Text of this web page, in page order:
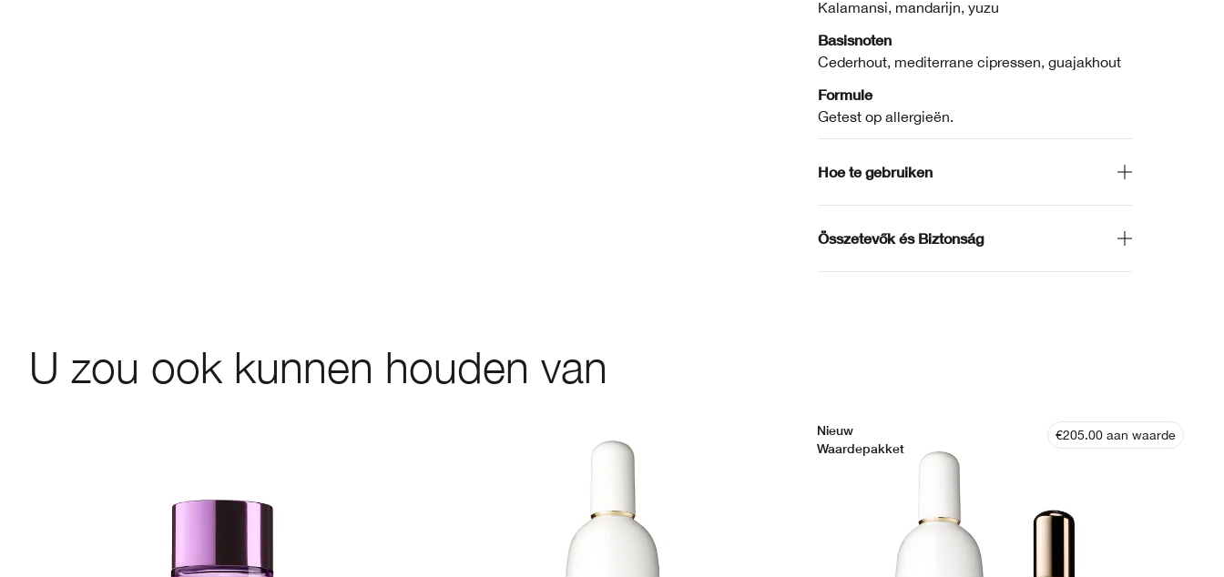
Kalamansi, mandarijn, yuzu
Basisnoten
Cederhout, mediterrane cipressen, guajakhout
Formule
Getest op allergieën.
Hoe te gebruiken
Összetevők és Biztonság
U zou ook kunnen houden van
Nieuw
Waardepakket
€205.00 aan waarde